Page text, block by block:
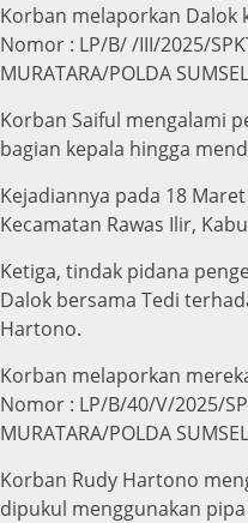
Korban melaporkan Dalok
Nomor : LP/B/ /III/2025/
MURATARA/POLDA
Korban Saiful mengalami
bagian kepala hingga
Kejadiannya pada 18
Kecamatan Rawas Ilir,
Ketiga, tindak pidana
Dalok bersama Tedi
Hartono.
Korban melaporkan
Nomor : LP/B/40/V/2025/
MURATARA/POLDA
Korban Rudy Hartono
dipukul menggunakan